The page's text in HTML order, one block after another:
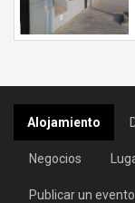
Alojamiento
Negocios
Publicar un evento